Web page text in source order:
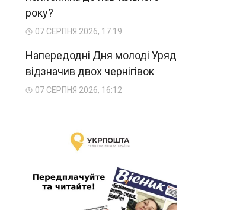
року?
07 СЕРПНЯ 2026, 17:19
Напередодні Дня молоді Уряд
відзначив двох чернігівок
07 СЕРПНЯ 2026, 16:12